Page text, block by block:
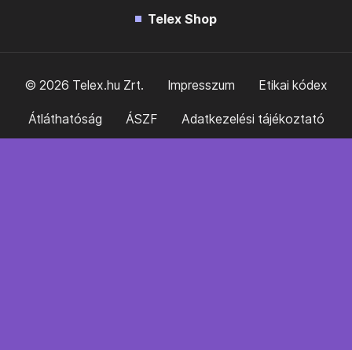
Telex Shop
© 2026 Telex.hu Zrt. Impresszum Etikai kódex
Átláthatóság ÁSZF Adatkezelési tájékoztató